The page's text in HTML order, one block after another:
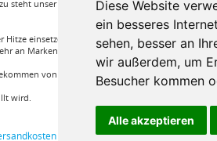
Diese Website
ein besseres
sehen, besser an
wir außerdem, um
Besucher kommen
Alle akzeptieren
unser Service Team aus Fachprofis zur
einsetzen können oder auch ein Klebstoff
an Marken und Artikel nur bei uns im
von einem Fachprofi die beste
wird.
und ggf. Nachnahmegebühren,